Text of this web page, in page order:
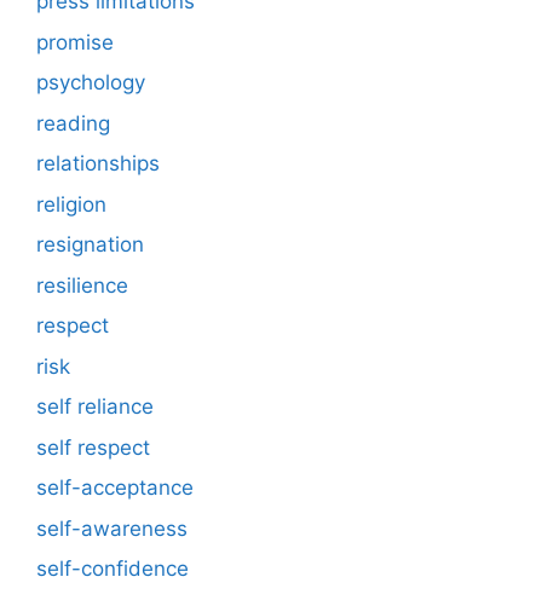
promise
psychology
reading
relationships
religion
resignation
resilience
respect
risk
self reliance
self respect
self-acceptance
self-awareness
self-confidence